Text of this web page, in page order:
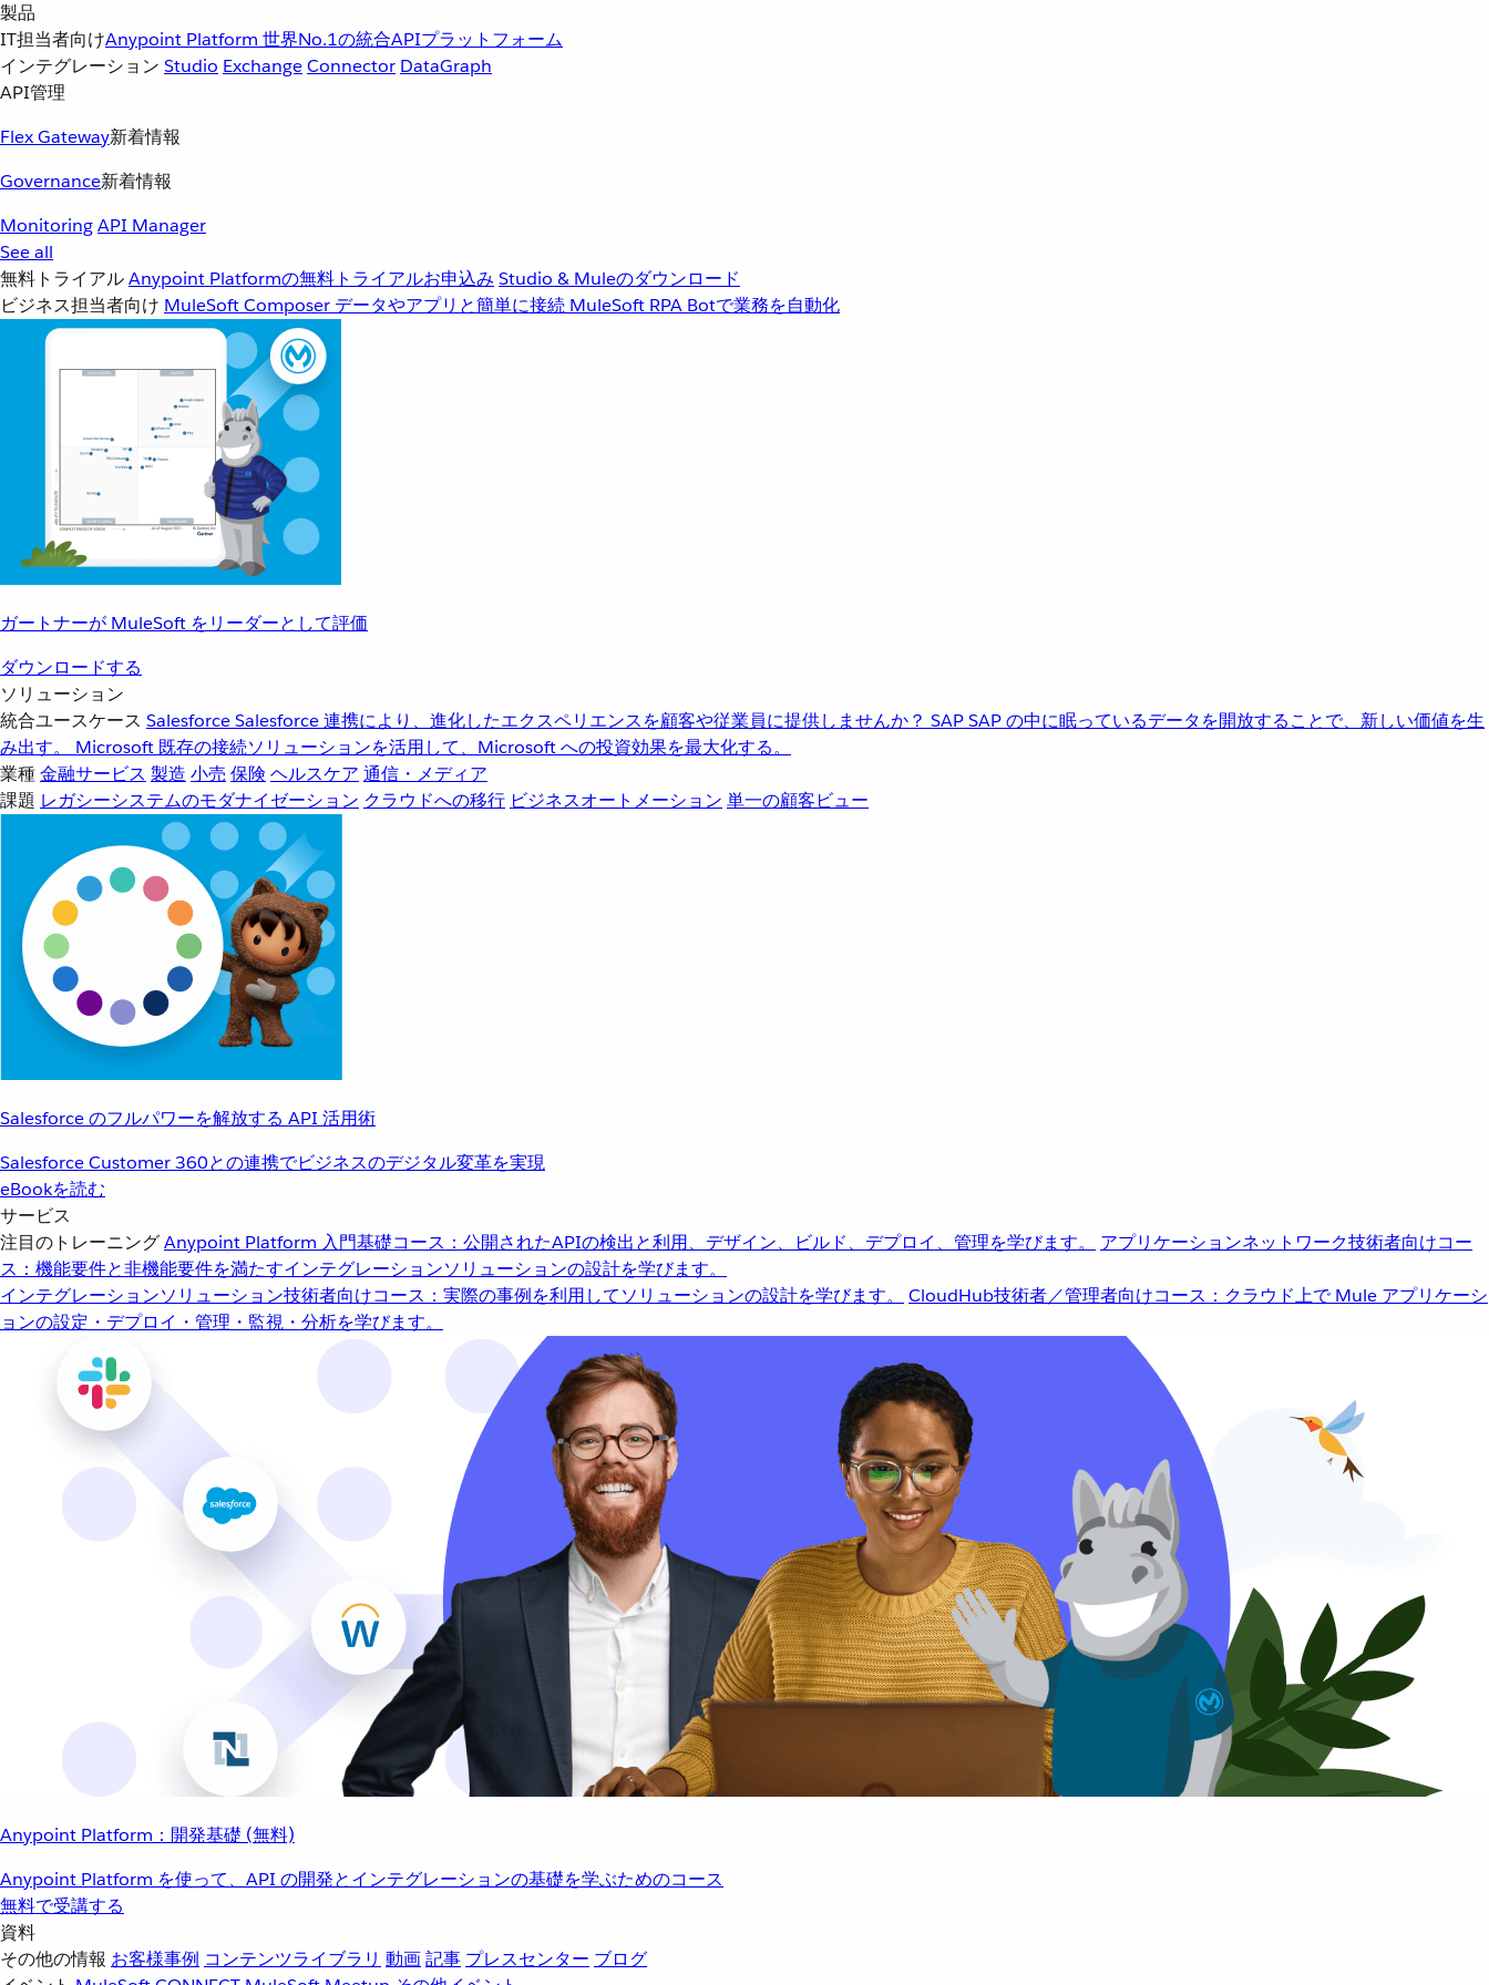
製品
IT担当者向けAnypoint Platform 世界No.1の統合APIプラットフォーム
インテグレーション Studio ExchangeConnector DataGraph
API管理
Flex Gateway新着情報
Governance新着情報
MonitoringAPI Manager
See all
無料トライアルAnypoint Platformの無料トライアルお申込み Studio & Muleのダウンロード
ビジネス担当者向け MuleSoft Composer データやアプリと簡単に接続 MuleSoft RPA Botで業務を自動化
ガートナーが MuleSoft をリーダーとして評価
ダウンロードする
ソリューション
統合ユースケース SalesforceSalesforce 連携により、進化したエクスペリエンスを顧客や従業員に提供しませんか？ SAPSAP の中に眠っているデータを開放することで、新しい価値を生
み出す。
Microsoft 既存の接続ソリューションを活用して、Microsoft への投資効果を最大化する。
業種金融サービス 製造 小売 保険 ヘルスケア 通信・メディア
課題 レガシーシステムのモダナイゼーション クラウドへの移行 ビジネスオートメーション 単一の顧客ビュー
Salesforce のフルパワーを解放する API 活用術
Salesforce Customer 360との連携でビジネスのデジタル変革を実現
eBookを読む
サービス
注目のトレーニングAnypoint Platform 入門基礎コース：公開されたAPIの検出と利用、デザイン、ビルド、デプロイ、管理を学びます。 アプリケーションネットワーク技術者向けコー
ス：機能要件と非機能要件を満たすインテグレーションソリューションの設計を学びます。
インテグレーションソリューション技術者向けコース：実際の事例を利用してソリューションの設計を学びます。 CloudHub技術者／管理者向けコース：クラウド上で Mule アプリケーシ
ョンの設定・デプロイ・管理・監視・分析を学びます。
Anypoint Platform：開発基礎 (無料)
Anypoint Platform を使って、API の開発とインテグレーションの基礎を学ぶためのコース
無料で受講する
資料
その他の情報 お客様事例 コンテンツライブラリ 動画記事 プレスセンター ブログ